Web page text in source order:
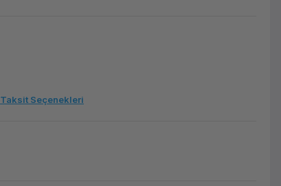
Taksit Seçenekleri